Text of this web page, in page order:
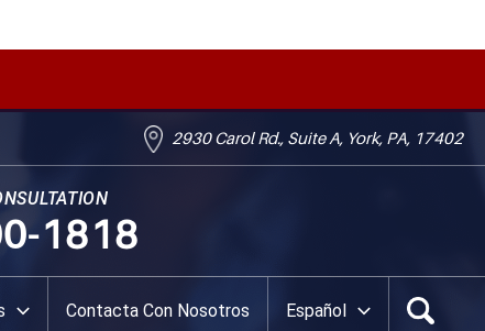
2930 Carol Rd., Suite A, York, PA, 17402
1818
Contacta Con Nosotros Español